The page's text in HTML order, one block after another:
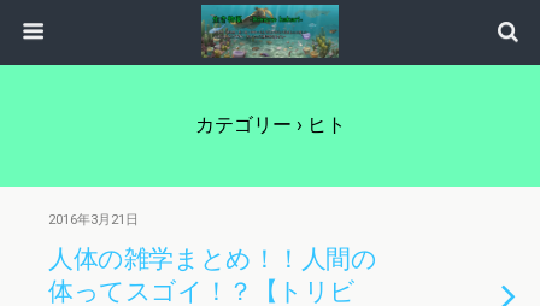
カテゴリー › ヒト
2016年3月21日
人体の雑学まとめ！！人間の
体ってスゴイ！？【トリビ